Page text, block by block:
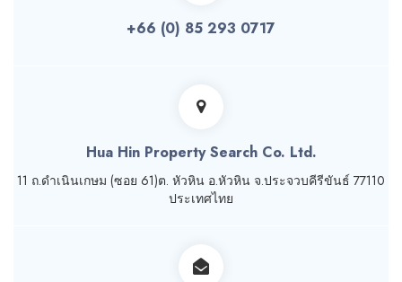
+66 (0) 85 293 0717
Hua Hin Property Search Co. Ltd.
11 ถ.ดำเนินเกษม (ซอย 61)ต. หัวหิน อ.หัวหิน จ.ประจวบคีรีขันธ์ 77110
ประเทศไทย